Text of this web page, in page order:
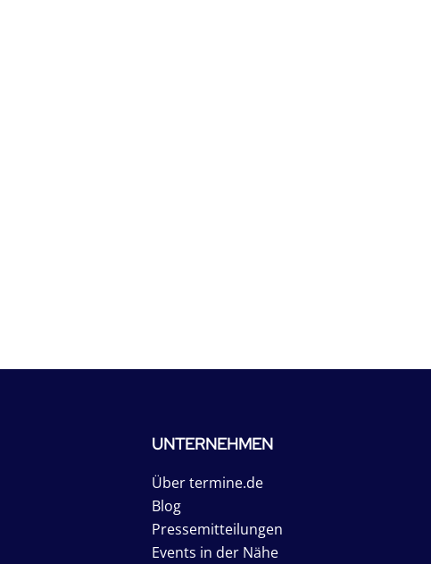
UNTERNEHMEN
Über termine.de
Blog
Pressemitteilungen
Events in der Nähe